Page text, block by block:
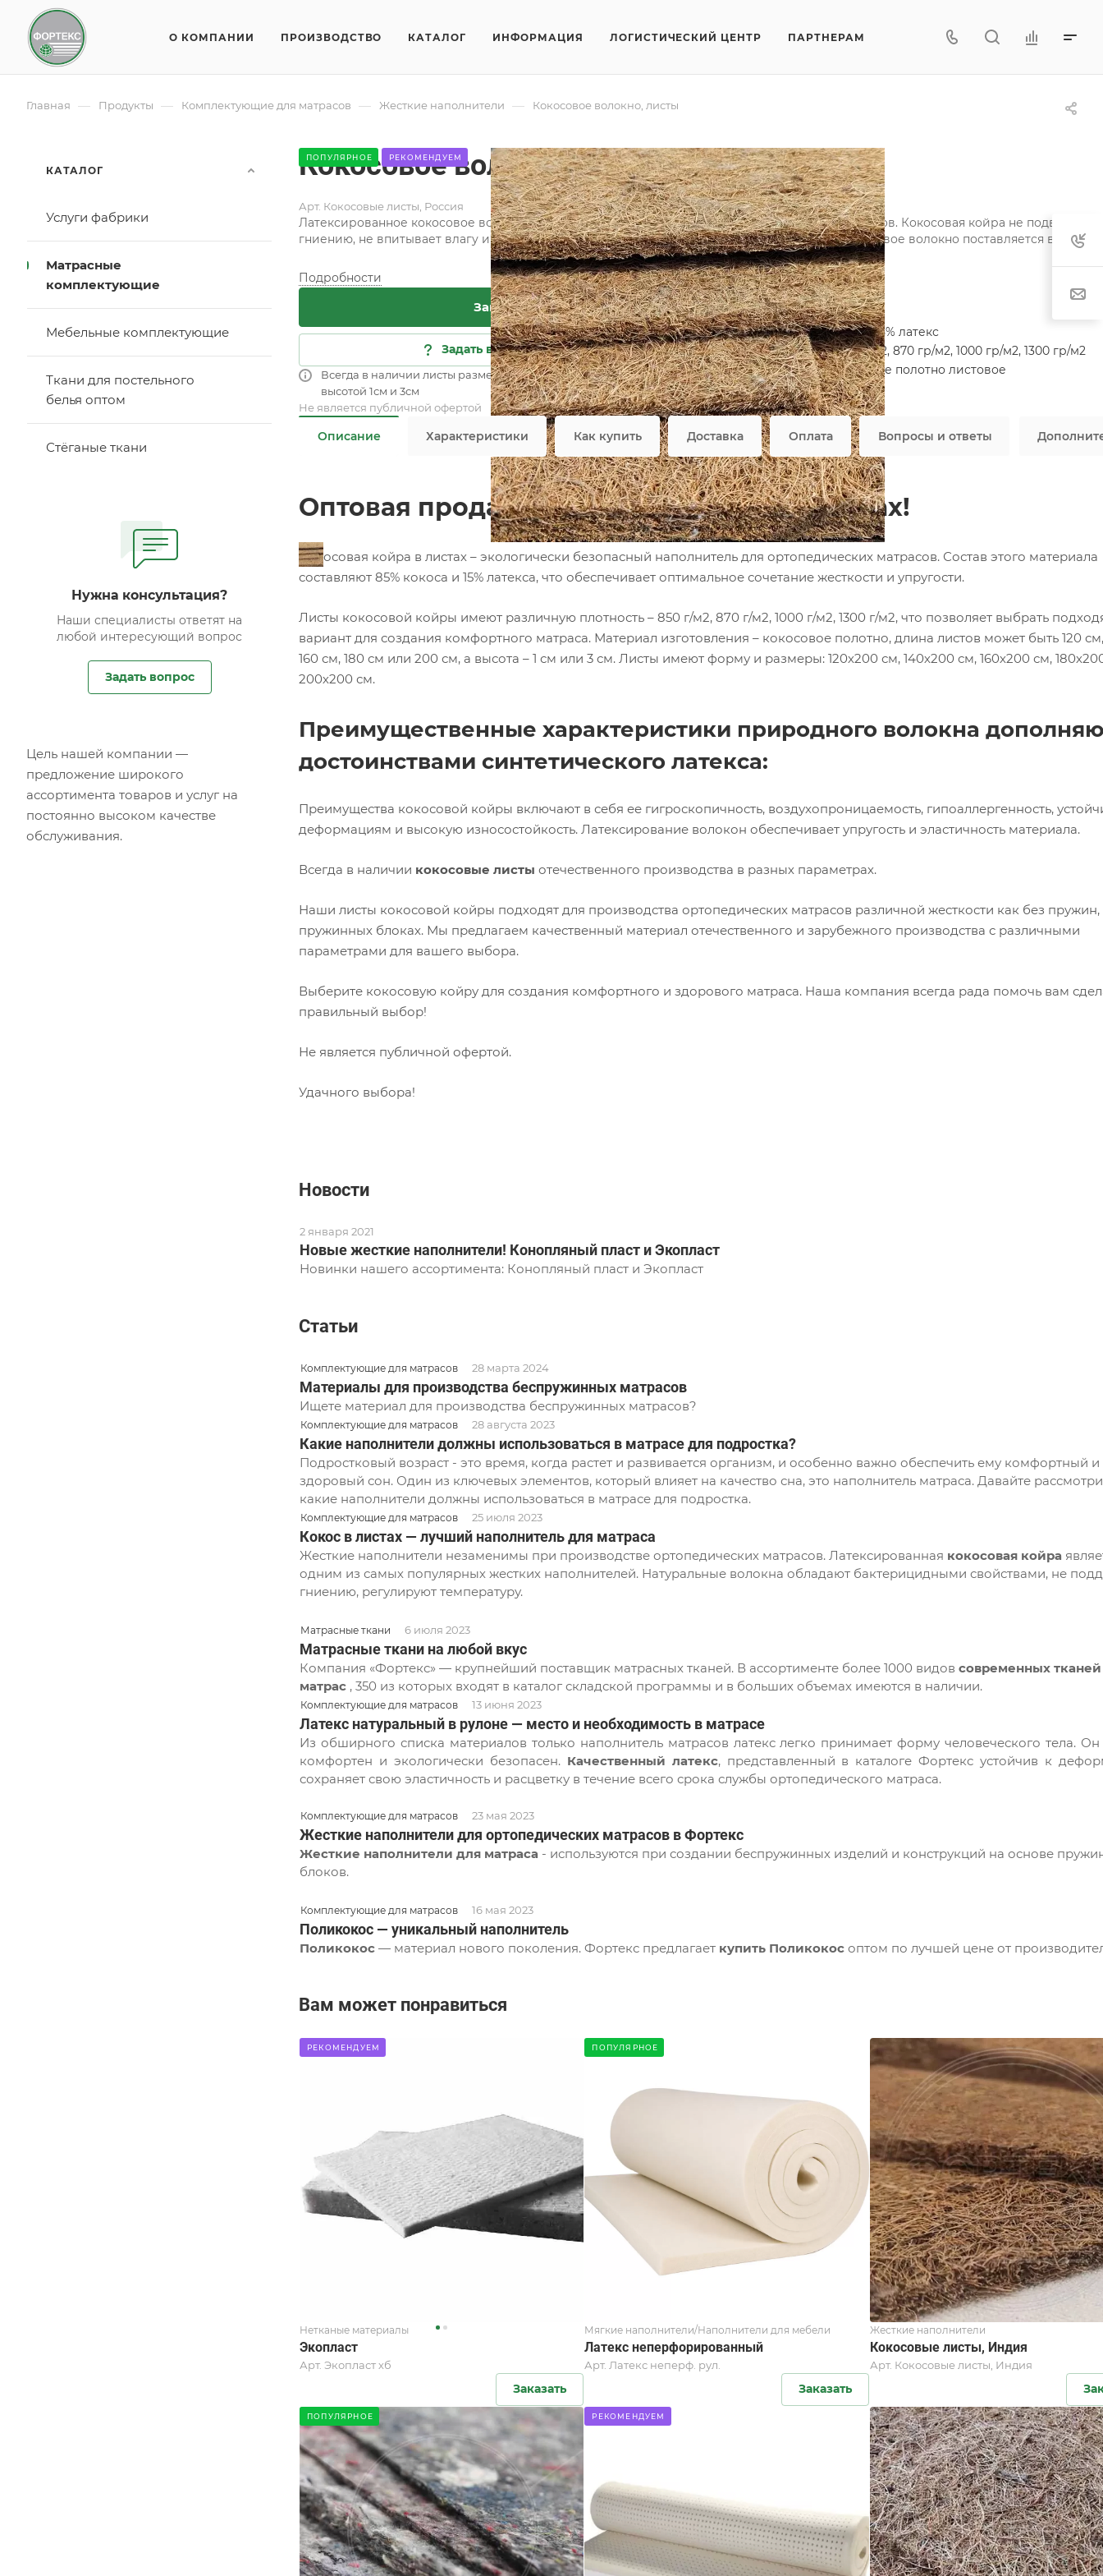
О КОМПАНИИ ПРОИЗВОДСТВО КАТАЛОГ ИНФОРМАЦИЯ ЛОГИСТИЧЕСКИЙ ЦЕНТР ПАРТНЕРАМ
Главная — Продукты — Комплектующие для матрасов — Жесткие наполнители — Кокосовое волокно, листы
ПОПУЛЯРНОЕ РЕКОМЕНДУЕМ
Кокосовое волокно, листы
Арт. Кокосовые листы, Россия
Латексированное кокосовое волокно используется при производстве ортопедических матрасов. Кокосовая койра не подвержена
гниению, не впитывает влагу и хорошо пропускает воздух. К производителям матрасов кокосовое волокно поставляется в сухом
Подробности
Заказать
Задать вопрос
Всегда в наличии листы размером 120/140/160/180/200см х 200см
высотой 1см и 3см
Не является публичной офертой
Характеристики
Состав— 85% кокос, 15% латекс
Плотность— 850 гр/м2, 870 гр/м2, 1000 гр/м2, 1300 гр/м2
Материал— Кокосовое полотно листовое
Все характеристики
Описание Характеристики Как купить Доставка Оплата Вопросы и ответы
Оптовая продажа Кокосовой койры в листах!
Кокосовая койра в листах – экологически безопасный наполнитель для ортопедических матрасов. Состав этого материала
составляют 85% кокоса и 15% латекса, что обеспечивает оптимальное сочетание жесткости и упругости.
Листы кокосовой койры имеют различную плотность – 850 г/м2, 870 г/м2, 1000 г/м2, 1300 г/м2, что позволяет выбрать
вариант для создания комфортного матраса. Материал изготовления – кокосовое полотно, длина листов может быть 120
160 см, 180 см или 200 см, а высота – 1 см или 3 см. Листы имеют форму и размеры: 120х200 см, 140х200 см, 160х200 см,
200х200 см.
Преимущественные характеристики природного волокна
достоинствами синтетического латекса:
Преимущества кокосовой койры включают в себя ее гигроскопичность, воздухопроницаемость, гипоаллергенность,
деформациям и высокую износостойкость. Латексирование волокон обеспечивает упругость и эластичность материала.
Всегда в наличии кокосовые листы отечественного производства в разных параметрах.
Наши листы кокосовой койры подходят для производства ортопедических матрасов различной жесткости как без пружин,
пружинных блоках. Мы предлагаем качественный материал отечественного и зарубежного производства с различными
параметрами для вашего выбора.
Выберите кокосовую койру для создания комфортного и здорового матраса. Наша компания всегда рада помочь вам
правильный выбор!
Не является публичной офертой.
Удачного выбора!
Новости
2 января 2021
Новые жесткие наполнители! Конопляный пласт и Экопласт
Новинки нашего ассортимента: Конопляный пласт и Экопласт
Статьи
Комплектующие для матрасов 28 марта 2024
Материалы для производства беспружинных матрасов
Ищете материал для производства беспружинных матрасов?
Комплектующие для матрасов 28 августа 2023
Какие наполнители должны использоваться в матрасе для подростка?
Подростковый возраст - это время, когда растет и развивается организм, и особенно важно обеспечить ему комфортный и
здоровый сон. Один из ключевых элементов, который влияет на качество сна, это наполнитель матраса. Давайте
какие наполнители должны использоваться в матрасе для подростка.
Комплектующие для матрасов 25 июля 2023
Кокос в листах — лучший наполнитель для матраса
Жесткие наполнители незаменимы при производстве ортопедических матрасов. Латексированная кокосовая койра
одним из самых популярных жестких наполнителей. Натуральные волокна обладают бактерицидными свойствами, не
гниению, регулируют температуру.
Матрасные ткани 6 июля 2023
Матрасные ткани на любой вкус
Компания «Фортекс» — крупнейший поставщик матрасных тканей. В ассортименте более 1000 видов современных тканей
матрас , 350 из которых входят в каталог складской программы и в больших объемах имеются в наличии.
Комплектующие для матрасов 13 июня 2023
Латекс натуральный в рулоне — место и необходимость в матрасе
Из обширного списка материалов только наполнитель матрасов латекс легко принимает форму человеческого тела.
комфортен и экологически безопасен. Качественный латекс, представленный в каталоге Фортекс устойчив к
сохраняет свою эластичность и расцветку в течение всего срока службы ортопедического матраса.
Комплектующие для матрасов 23 мая 2023
Жесткие наполнители для ортопедических матрасов в Фортекс
Жесткие наполнители для матраса - используются при создании беспружинных изделий и конструкций на основе
блоков.
Комплектующие для матрасов 16 мая 2023
Поликокос — уникальный наполнитель
Поликокос — материал нового поколения. Фортекс предлагает купить Поликокос оптом по лучшей цене от
Вам может понравиться
РЕКОМЕНДУЕМ
Нетканые материалы
Экопласт
Арт. Экопласт хб
Заказать
ПОПУЛЯРНОЕ
Мягкие наполнители/Наполнители для мебели
Латекс неперфорированный
Арт.Латекс неперф. рул.
Заказать
Жесткие наполнители
Кокосовые листы, Индия
Арт. Кокосовые листы, Индия
ПОПУЛЯРНОЕ РЕКОМЕНДУЕМ
КАТАЛОГ
Услуги фабрики
Матрасные
комплектующие
Мебельные комплектующие
Ткани для постельного
белья оптом
Стёганые ткани
Нужна консультация?
Наши специалисты ответят на
любой интересующий вопрос
Задать вопрос
Цель нашей компании —
предложение широкого
ассортимента товаров и услуг на
постоянно высоком качестве
обслуживания.